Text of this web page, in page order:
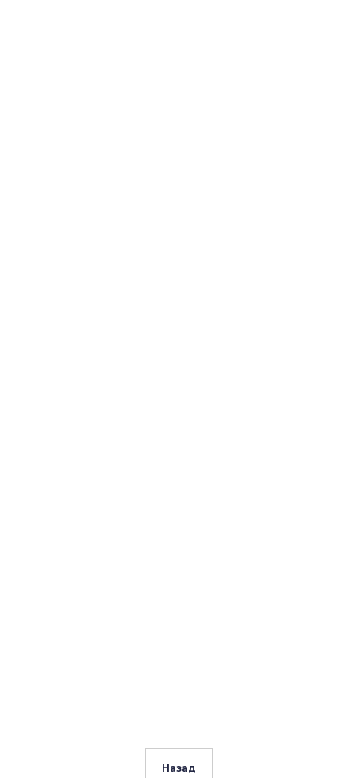
Назад